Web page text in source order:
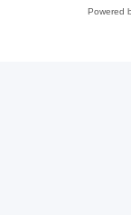
Powered